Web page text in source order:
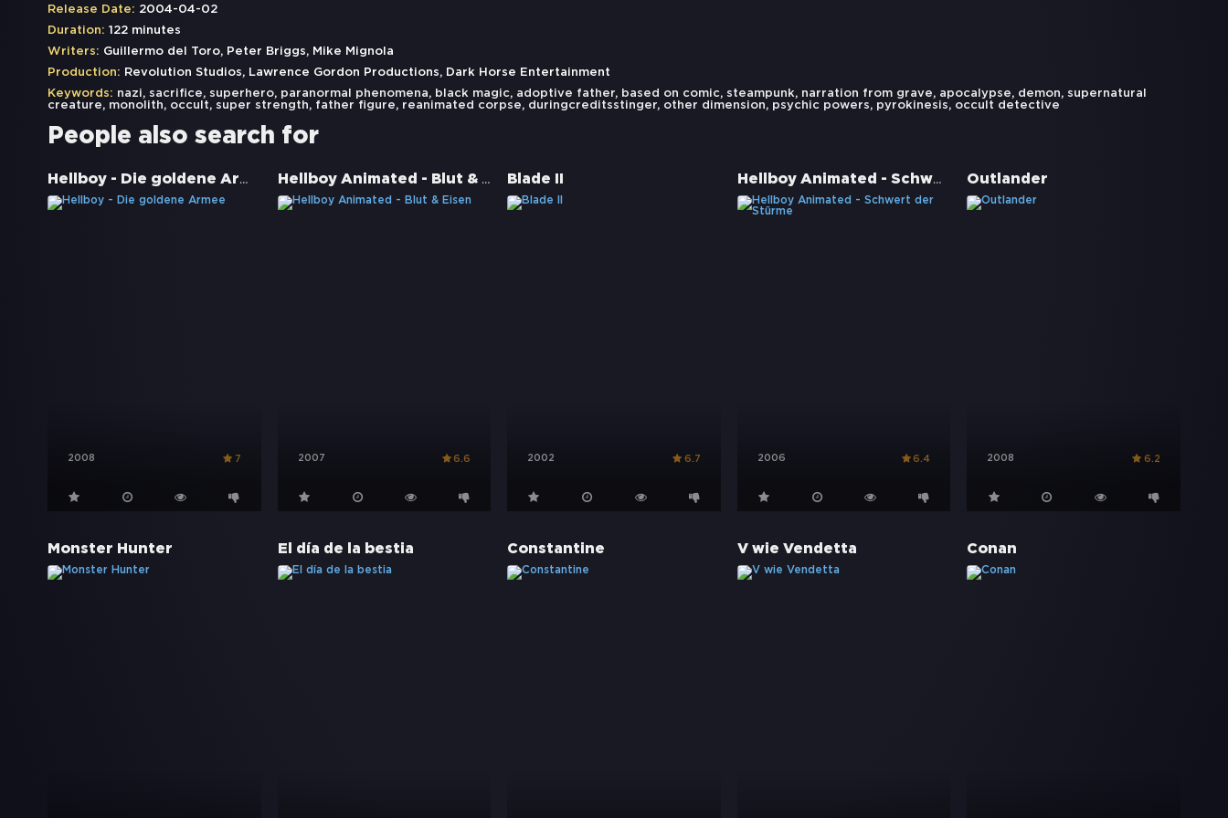
Release Date: 2004-04-02
Duration: 122 minutes
Writers: Guillermo del Toro, Peter Briggs, Mike Mignola
Production: Revolution Studios, Lawrence Gordon Productions, Dark Horse Entertainment
Keywords: nazi, sacrifice, superhero, paranormal phenomena, black magic, adoptive father, based on comic, steampunk, narration from grave, apocalypse, demon, supernatural
creature, monolith, occult, super strength, father figure, reanimated corpse, duringcreditsstinger, other dimension, psychic powers, pyrokinesis, occult detective
People also search for
Hellboy - Die goldene Armee
2008 7
Hellboy Animated - Blut & Eisen
2007 6.6
Blade II
2002 6.7
Hellboy Animated - Schwert der Stürme
2006 6.4
Outlander
2008 6.2
Monster Hunter El día de la bestia Constantine V wie Vendetta Conan